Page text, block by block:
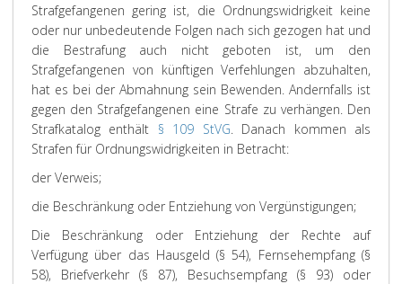
Strafgefangenen gering ist, die Ordnungswidrigkeit keine
oder nur unbedeutende Folgen nach sich gezogen hat und
die Bestrafung auch nicht geboten ist, um den
Strafgefangenen von künftigen Verfehlungen abzuhalten,
hat es bei der Abmahnung sein Bewenden. Andernfalls ist
gegen den Strafgefangenen eine Strafe zu verhängen. Den
Strafkatalog enthält § 109 StVG. Danach kommen als
Strafen für Ordnungswidrigkeiten in Betracht:
der Verweis;
die Beschränkung oder Entziehung von Vergünstigungen;
Die Beschränkung oder Entziehung der Rechte auf
Verfügung über das Hausgeld (§ 54), Fernsehempfang (§
58), Briefverkehr (§ 87), Besuchsempfang (§ 93) oder